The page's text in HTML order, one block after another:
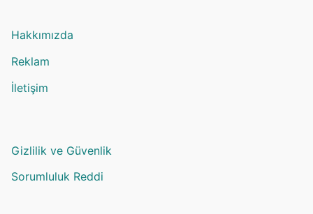
Hakkımızda
Reklam
İletişim
Gizlilik ve Güvenlik
Sorumluluk Reddi